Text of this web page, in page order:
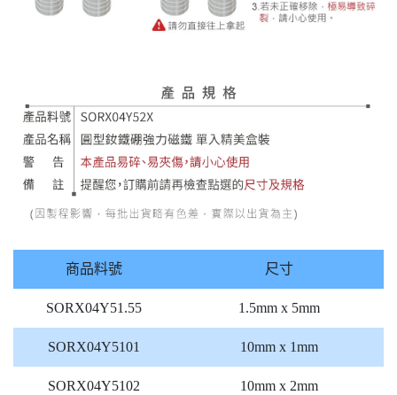
商品料號 尺寸
SORX04Y51.55 1.5mm x 5mm
SORX04Y5101 10mm x 1mm
SORX04Y5102 10mm x 2mm